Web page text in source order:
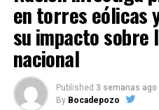
en torres eólicas
su impacto sobre
nacional
Published 3 semanas ago
By Bocadepozo